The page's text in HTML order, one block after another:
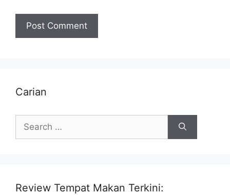
Carian
Search
for:
Review Tempat Makan Terkini: